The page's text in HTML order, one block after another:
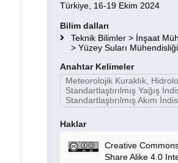
Türkiye, 16-19 Ekim 2024
Bilim dalları
Teknik Bilimler > İnşaat
> Yüzey Suları
Anahtar Kelimeler
Meteorolojik Kuraklık,
Standartlaştırılmış Yağış
Standartlaştırılmış Akım
Haklar
Creative
Share Alike 4.0